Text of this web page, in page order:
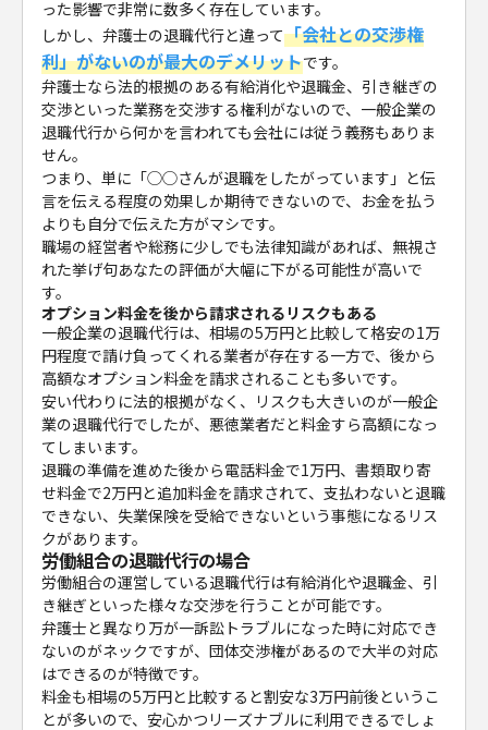
った影響で非常に数多く存在しています。
しかし、弁護士の退職代行と違って「会社との交渉権
利」がないのが最大のデメリットです。
弁護士なら法的根拠のある有給消化や退職金、引き継ぎの
交渉といった業務を交渉する権利がないので、一般企業の
退職代行から何かを言われても会社には従う義務もありま
せん。
つまり、単に「◯◯さんが退職をしたがっています」と伝
言を伝える程度の効果しか期待できないので、お金を払う
よりも自分で伝えた方がマシです。
職場の経営者や総務に少しでも法律知識があれば、無視さ
れた挙げ句あなたの評価が大幅に下がる可能性が高いで
す。
オプション料金を後から請求されるリスクもある
一般企業の退職代行は、相場の5万円と比較して格安の1万
円程度で請け負ってくれる業者が存在する一方で、後から
高額なオプション料金を請求されることも多いです。
安い代わりに法的根拠がなく、リスクも大きいのが一般企
業の退職代行でしたが、悪徳業者だと料金すら高額になっ
てしまいます。
退職の準備を進めた後から電話料金で1万円、書類取り寄
せ料金で2万円と追加料金を請求されて、支払わないと退職
できない、失業保険を受給できないという事態になるリス
クがあります。
労働組合の退職代行の場合
労働組合の運営している退職代行は有給消化や退職金、引
き継ぎといった様々な交渉を行うことが可能です。
弁護士と異なり万が一訴訟トラブルになった時に対応でき
ないのがネックですが、団体交渉権があるので大半の対応
はできるのが特徴です。
料金も相場の5万円と比較すると割安な3万円前後というこ
とが多いので、安心かつリーズナブルに利用できるでしょ